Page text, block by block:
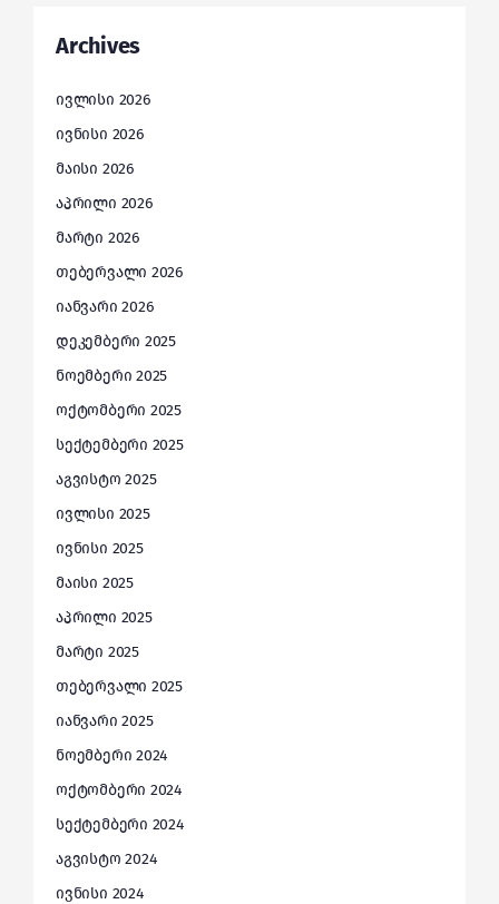
Archives
ივლისი 2026
ივნისი 2026
მაისი 2026
აპრილი 2026
მარტი 2026
თებერვალი 2026
იანვარი 2026
დეკემბერი 2025
ნოემბერი 2025
ოქტომბერი 2025
სექტემბერი 2025
აგვისტო 2025
ივლისი 2025
ივნისი 2025
მაისი 2025
აპრილი 2025
მარტი 2025
თებერვალი 2025
იანვარი 2025
ნოემბერი 2024
ოქტომბერი 2024
სექტემბერი 2024
აგვისტო 2024
ივნისი 2024